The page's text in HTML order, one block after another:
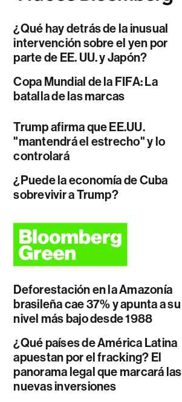
¿Qué hay detrás de la inusual
intervención sobre el yen por
parte de EE. UU. y Japón?
Copa Mundial de la FIFA: La
batalla de las marcas
Trump afirma que EE.UU.
"mantendrá el estrecho" y lo
controlará
¿Puede la economía de Cuba
sobrevivir a Trump?
Deforestación en la Amazonía
brasileña cae 37% y apunta a su
nivel más bajo desde 1988
¿Qué países de América Latina
apuestan por el fracking? El
panorama legal que marcará las
nuevas inversiones